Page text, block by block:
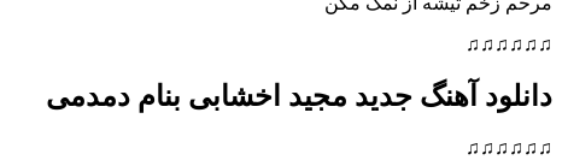
♫♫♫♫♫♫
دانلود آهنگ جدید مجید اخشابی بنام دمدمی
♫♫♫♫♫♫